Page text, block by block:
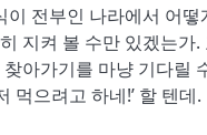
이 전부인 나라에서 어
지켜 볼 수만 있겠는가
아가기를 마냥 기다릴
먹으려고 하네!’ 할 텐데.